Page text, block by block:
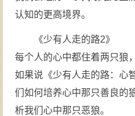
认知的更高境界。
《少有人走的路2》
每个人的心中都住着两只狼
如果说《少有人走的路：心
们如何培养心中那只善良的
析我们心中那只恶狼。